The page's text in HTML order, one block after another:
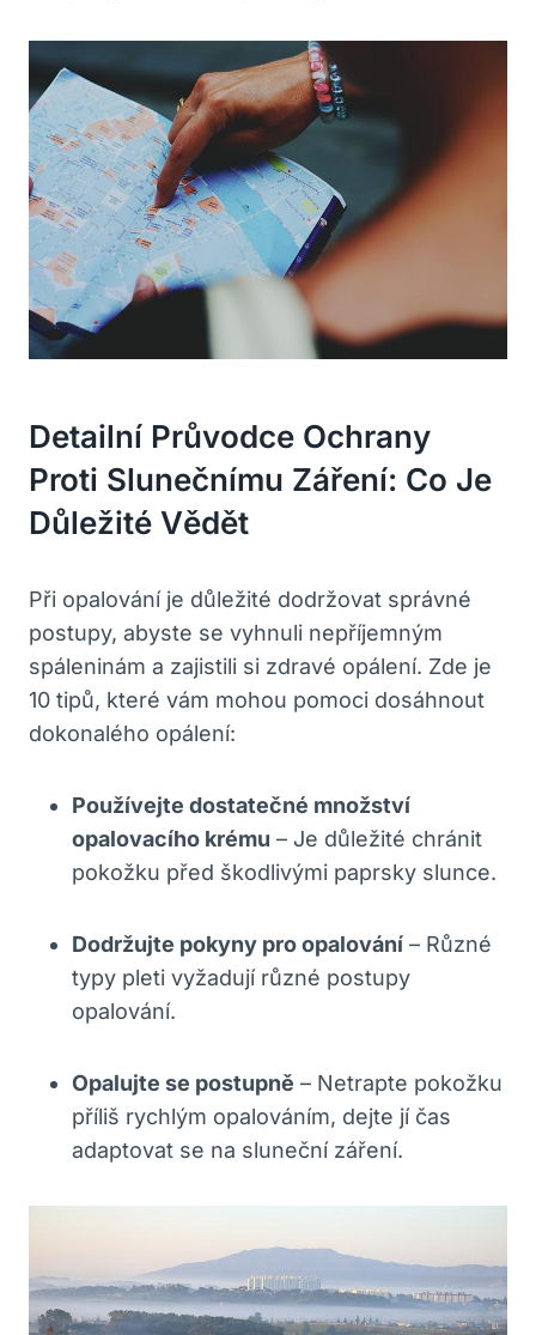
Detailní Průvodce Ochrany
Proti Slunečnímu Záření: Co Je
Důležité Vědět
Při opalování je důležité dodržovat správné
postupy, abyste se vyhnuli nepříjemným
spáleninám a zajistili si zdravé opálení. Zde je
10 tipů, které vám mohou pomoci dosáhnout
dokonalého opálení:
Používejte dostatečné množství
opalovacího krému – Je důležité chránit
pokožku před škodlivými paprsky slunce.
Dodržujte pokyny pro opalování – Různé
typy pleti vyžadují různé postupy
opalování.
Opalujte se postupně – Netrapte pokožku
příliš rychlým opalováním, dejte jí čas
adaptovat se na sluneční záření.